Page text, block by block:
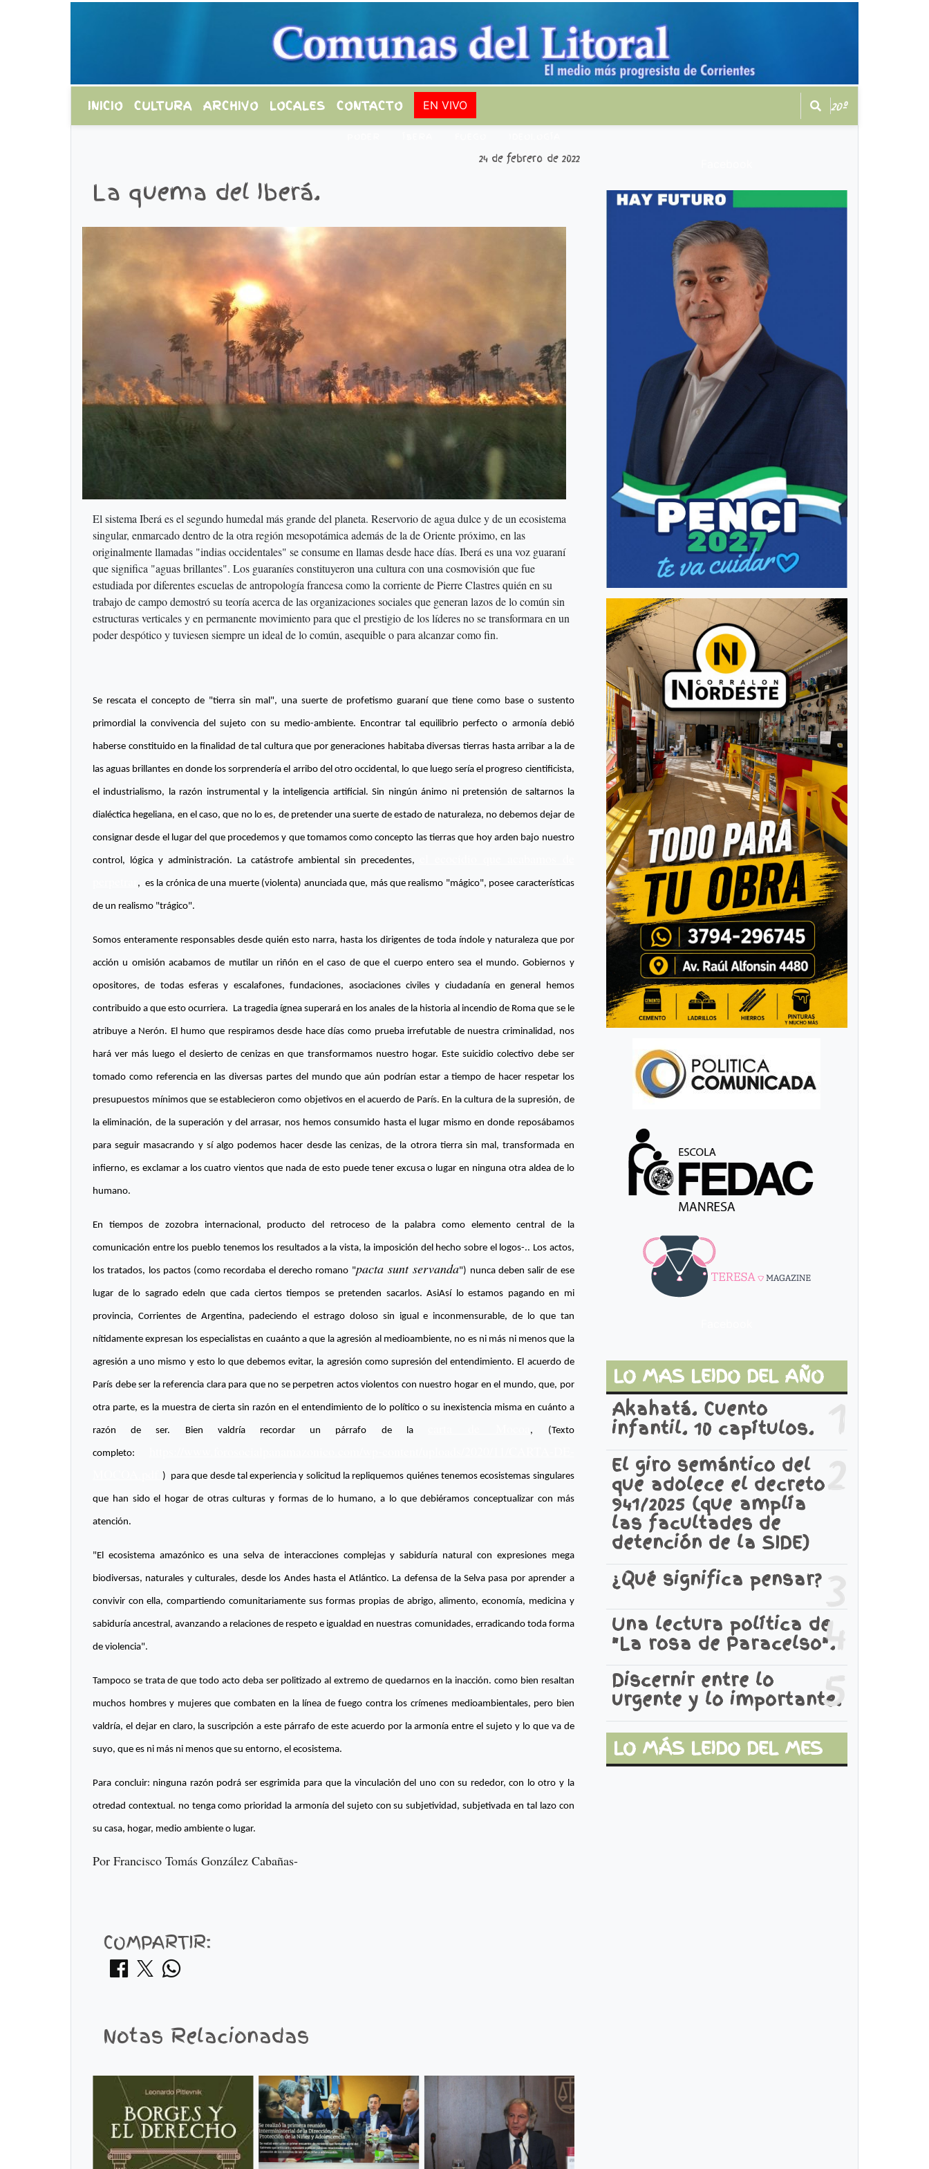
INICIO CULTURA ARCHIVO LOCALES CONTACTO EN VIVO 20º
24 de febrero de 2022
La quema del Iberá.
El sistema Iberá es el segundo humedal más grande del planeta. Reservorio de agua dulce y de un ecosistema
singular, enmarcado dentro de la otra región mesopotámica además de la de Oriente próximo, en las
originalmente llamadas "indias occidentales" se consume en llamas desde hace días. Iberá es una voz guaraní
que significa "aguas brillantes". Los guaraníes constituyeron una cultura con una cosmovisión que fue
estudiada por diferentes escuelas de antropología francesa como la corriente de Pierre Clastres quién en su
trabajo de campo demostró su teoría acerca de las organizaciones sociales que generan lazos de lo común sin
estructuras verticales y en permanente movimiento para que el prestigio de los líderes no se transformara en un
poder despótico y tuviesen siempre un ideal de lo común, asequible o para alcanzar como fin.
Se rescata el concepto de "tierra sin mal", una suerte de profetismo guaraní que tiene como base o sustento
primordial la convivencia del sujeto con su medio-ambiente. Encontrar tal equilibrio perfecto o armonía debió
haberse constituido en la finalidad de tal cultura que por generaciones habitaba diversas tierras hasta arribar a la de
las aguas brillantes en donde los sorprendería el arribo del otro occidental, lo que luego sería el progreso cientificista,
el industrialismo, la razón instrumental y la inteligencia artificial. Sin ningún ánimo ni pretensión de saltarnos la
dialéctica hegeliana, en el caso, que no lo es, de pretender una suerte de estado de naturaleza, no debemos dejar de
consignar desde el lugar del que procedemos y que tomamos como concepto las tierras que hoy arden bajo nuestro
control, lógica y administración. La catástrofe ambiental sin precedentes,
, es la crónica de una muerte (violenta) anunciada que, más que realismo "mágico", posee características
de un realismo "trágico".
Somos enteramente responsables desde quién esto narra, hasta los dirigentes de toda índole y naturaleza que por
acción u omisión acabamos de mutilar un riñón en el caso de que el cuerpo entero sea el mundo. Gobiernos y
opositores, de todas esferas y escalafones, fundaciones, asociaciones civiles y ciudadanía en general hemos
contribuido a que esto ocurriera. La tragedia ígnea superará en los anales de la historia al incendio de Roma que se le
atribuye a Nerón. El humo que respiramos desde hace días como prueba irrefutable de nuestra criminalidad, nos
hará ver más luego el desierto de cenizas en que transformamos nuestro hogar. Este suicidio colectivo debe ser
tomado como referencia en las diversas partes del mundo que aún podrían estar a tiempo de hacer respetar los
presupuestos mínimos que se establecieron como objetivos en el acuerdo de París. En la cultura de la supresión, de
la eliminación, de la superación y del arrasar, nos hemos consumido hasta el lugar mismo en donde reposábamos
para seguir masacrando y sí algo podemos hacer desde las cenizas, de la otrora tierra sin mal, transformada en
infierno, es exclamar a los cuatro vientos que nada de esto puede tener excusa o lugar en ninguna otra aldea de lo
humano.
En tiempos de zozobra internacional, producto del retroceso de la palabra como elemento central de la
comunicación entre los pueblo tenemos los resultados a la vista, la imposición del hecho sobre el logos-.. Los actos,
los tratados, los pactos (como recordaba el derecho romano "pacta sunt servanda") nunca deben salir de ese
lugar de lo sagrado edeln que cada ciertos tiempos se pretenden sacarlos. AsiAsí lo estamos pagando en mi
provincia, Corrientes de Argentina, padeciendo el estrago doloso sin igual e inconmensurable, de lo que tan
nítidamente expresan los especialistas en cuaánto a que la agresión al medioambiente, no es ni más ni menos que la
agresión a uno mismo y esto lo que debemos evitar, la agresión como supresión del entendimiento. El acuerdo de
París debe ser la referencia clara para que no se perpetren actos violentos con nuestro hogar en el mundo, que, por
otra parte, es la muestra de cierta sin razón en el entendimiento de lo político o su inexistencia misma en cuánto a
razón de ser. Bien valdría recordar un párrafo de la , (Texto
completo:
MOCOA.pdf) para que desde tal experiencia y solicitud la repliquemos quiénes tenemos ecosistemas singulares
que han sido el hogar de otras culturas y formas de lo humano, a lo que debiéramos conceptualizar con más
atención.
"El ecosistema amazónico es una selva de interacciones complejas y sabiduría natural con expresiones mega
biodiversas, naturales y culturales, desde los Andes hasta el Atlántico. La defensa de la Selva pasa por aprender a
convivir con ella, compartiendo comunitariamente sus formas propias de abrigo, alimento, economía, medicina y
sabiduría ancestral, avanzando a relaciones de respeto e igualdad en nuestras comunidades, erradicando toda forma
de violencia".
Tampoco se trata de que todo acto deba ser politizado al extremo de quedarnos en la inacción. como bien resaltan
muchos hombres y mujeres que combaten en la línea de fuego contra los crímenes medioambientales, pero bien
valdría, el dejar en claro, la suscripción a este párrafo de este acuerdo por la armonía entre el sujeto y lo que va de
suyo, que es ni más ni menos que su entorno, el ecosistema.
Para concluir: ninguna razón podrá ser esgrimida para que la vinculación del uno con su rededor, con lo otro y la
otredad contextual. no tenga como prioridad la armonía del sujeto con su subjetividad, subjetivada en tal lazo con
su casa, hogar, medio ambiente o lugar.
Por Francisco Tomás González Cabañas-
COMPARTIR:
Notas Relacionadas
LO MAS LEIDO DEL AÑO
1
Akahatá. Cuento
infantil. 10 capítulos.
2
El giro semántico del
que adolece el decreto
941/2025 (que amplía
las facultades de
detención de la SIDE)
3
¿Qué significa pensar?
4
Una lectura política de
"La rosa de Paracelso".
5
Discernir entre lo
urgente y lo importante.
LO MÁS LEIDO DEL MES